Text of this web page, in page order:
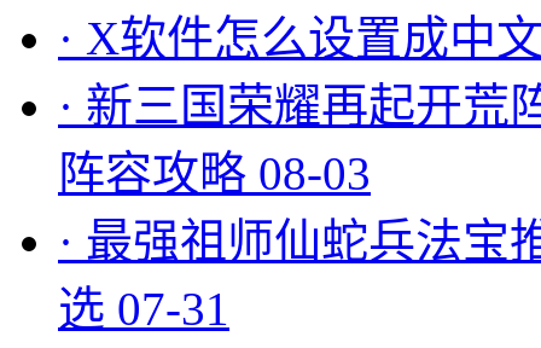
· X软件怎么设置成中
· 新三国荣耀再起开荒
阵容攻略 08-03
· 最强祖师仙蛇兵法宝
选 07-31